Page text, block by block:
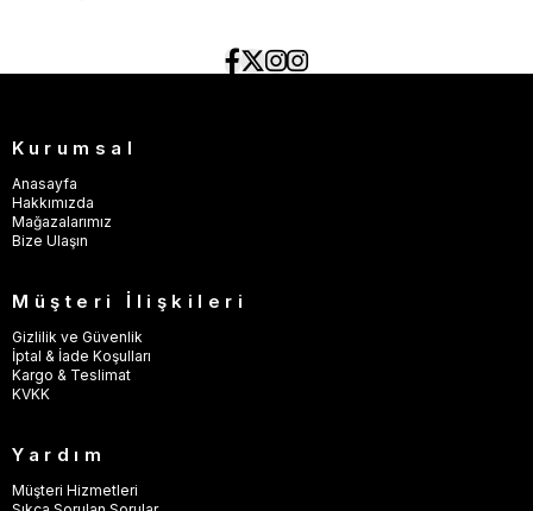
Kurumsal
Anasayfa
Hakkımızda
Mağazalarımız
Bize Ulaşın
Müşteri İlişkileri
Gizlilik ve Güvenlik
İptal & İade Koşulları
Kargo & Teslimat
KVKK
Yardım
Müşteri Hizmetleri